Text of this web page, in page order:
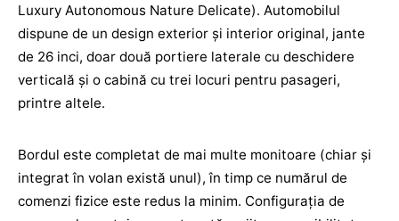
Luxury Autonomous Nature Delicate). Automobilul
dispune de un design exterior şi interior original, jante
de 26 inci, doar două portiere laterale cu deschidere
verticală şi o cabină cu trei locuri pentru pasageri,
printre altele.
Bordul este completat de mai multe monitoare (chiar şi
integrat în volan există unul), în timp ce numărul de
comenzi fizice este redus la minim. Configuraţia de